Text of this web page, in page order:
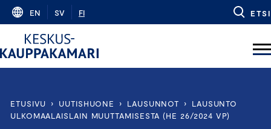
Skip
content
EN SV FI ETSI
ETUSIVU › UUTISHUONE › LAUSUNNOT ›
LAUSUNTO
ULKOMAALAISLAIN MUUTTAMISESTA (HE 26/2024 VP)